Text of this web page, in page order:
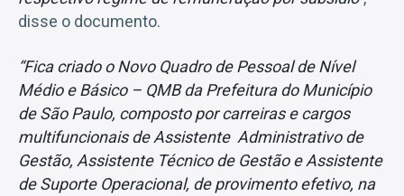
disse o documento.
“Fica criado o Novo Quadro de Pessoal de Nível
Médio e Básico – QMB da Prefeitura do Município
de São Paulo, composto por carreiras e cargos
multifuncionais de Assistente Administrativo de
Gestão, Assistente Técnico de Gestão e Assistente
de Suporte Operacional, de provimento efetivo, na